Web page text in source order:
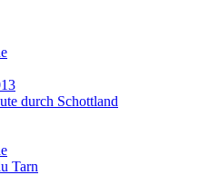
durch Schottland
Tarn